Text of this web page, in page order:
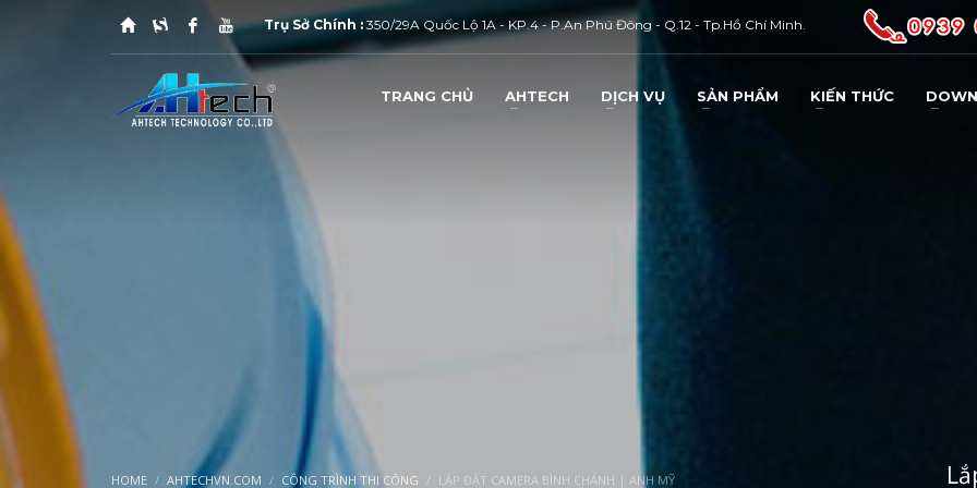
1 Kinh Doanh : 0939.04.11.86
Trụ Sở Chính : 350/29A Quốc Lộ 1A - KP.4 - P.An Phú Đông - Q.12 - Tp.Hồ Chí Minh.
TRANG CHỦ AHTECH DỊCH VỤ SẢN PHẨM KIẾN THỨC
HOME AHTECHVN.COM CÔNG TRÌNH THI CÔNG LẮP ĐẶT CAMERA BÌNH CHÁNH | ANH MỸ